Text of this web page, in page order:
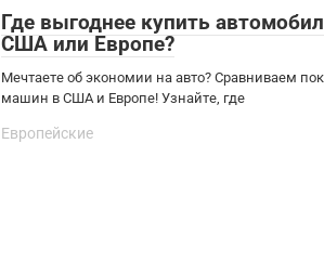
Где выгоднее купить
США или Европе?
Мечтаете об экономии на авто? Сравниваем
машин в США и Европе! Узнайте, где
Европейские